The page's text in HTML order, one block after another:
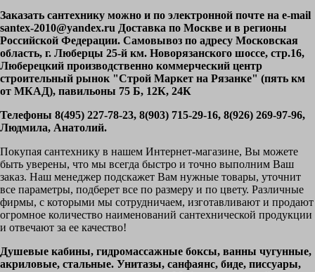
Заказать сантехнику можно и по электронной почте на e-mail
santex-2010@yandex.ru Доставка по Москве и в регионы
Российской Федерации. Самовывоз по адресу Московская
область, г. Люберцы 25-й км. Новорязанского шоссе, стр.16,
Люберецкий производственно коммерческий центр
строительный рынок "Строй Маркет на Рязанке" (пять км
от МКАД), павильоны 75 Б, 12К, 24К
Телефоны 8(495) 227-78-23, 8(903) 715-29-16, 8(926) 269-97-96,
Людмила, Анатолий.
Покупая сантехнику в нашем Интернет-магазине, Вы можете
быть уверены, что мы всегда быстро и точно выполним Ваш
заказ. Наш менеджер подскажет Вам нужные товары, уточнит
все параметры, подберет все по размеру и по цвету. Различные
фирмы, с которыми мы сотрудничаем, изготавливают и продают
огромное количество наименований сантехнической продукции
и отвечают за ее качество!
Душевые кабины, гидромассажные боксы, ванны чугунные,
акриловые, стальные. Унитазы, санфаянс, биде, писсуары,